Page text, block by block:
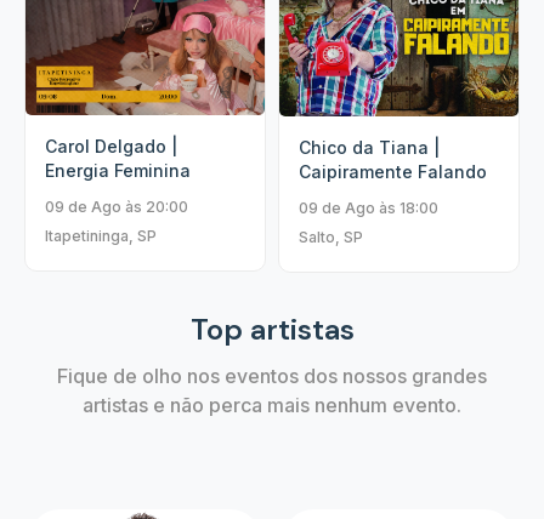
Carol Delgado |
Energia Feminina
09 de Ago às 20:00
Itapetininga, SP
Chico da Tiana |
Caipiramente Falando
09 de Ago às 18:00
Salto, SP
Top artistas
Fique de olho nos eventos dos nossos grandes
artistas e não perca mais nenhum evento.